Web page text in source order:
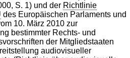
S. 1) und der Richtlinie
des Europäischen Parlaments und
10. März 2010 zur
bestimmter Rechts- und
der Mitgliedstaaten
audiovisueller